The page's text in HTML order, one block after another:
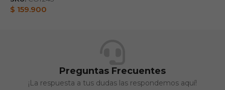
$ 159.900
Preguntas Frecuentes
¡La respuesta a tus dudas las respondemos aquí!